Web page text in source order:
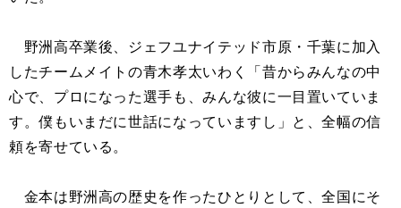
野洲高卒業後、ジェフユナイテッド市原・千葉に加入
したチームメイトの青木孝太いわく「昔からみんなの中
心で、プロになった選手も、みんな彼に一目置いていま
す。僕もいまだに世話になっていますし」と、全幅の信
頼を寄せている。
金本は野洲高の歴史を作ったひとりとして、全国にそ